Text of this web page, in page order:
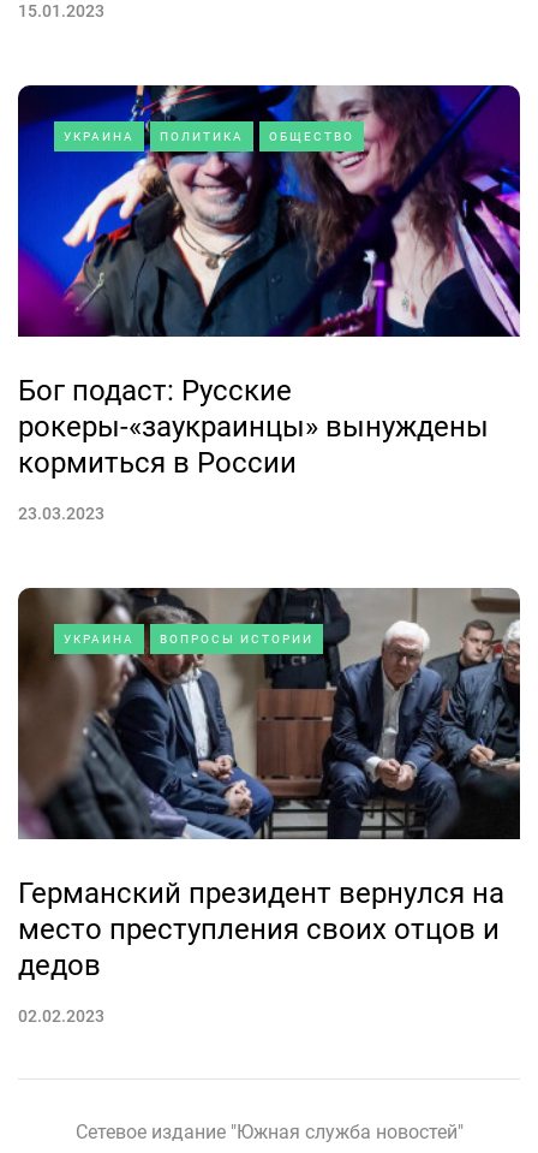
15.01.2023
УКРАИНА ПОЛИТИКА ОБЩЕСТВО
Бог подаст: Русские
рокеры-«заукраинцы» вынуждены
кормиться в России
23.03.2023
УКРАИНА ВОПРОСЫ ИСТОРИИ
Германский президент вернулся на
место преступления своих отцов и
дедов
02.02.2023
Сетевое издание "Южная служба новостей"